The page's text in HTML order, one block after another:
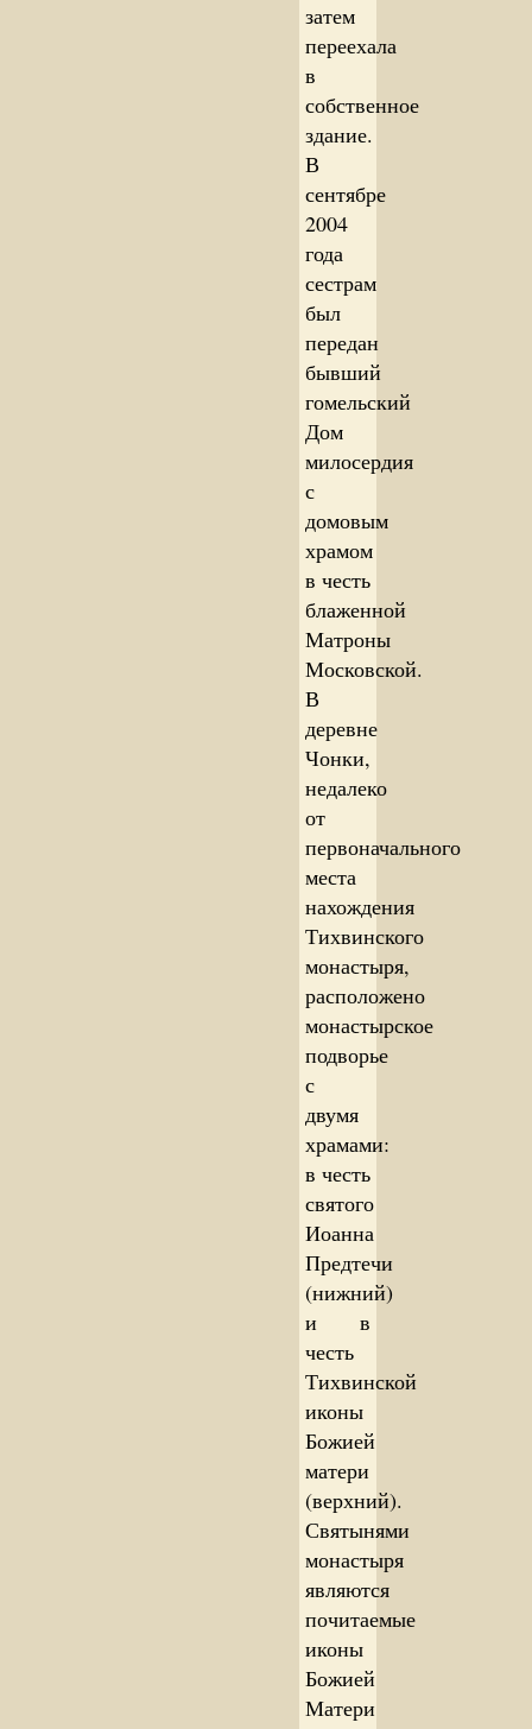
затем
переехала
в
собственное
здание.
В
сентябре
2004
года
сестрам
был
передан
бывший
гомельский
Дом
милосердия
с
домовым
храмом
в честь
блаженной
Матроны
Московской.
В
деревне
Чонки,
недалеко
от
первоначального
места
нахождения
Тихвинского
монастыря,
расположено
монастырское
подворье
с
двумя
храмами:
в честь
святого
Иоанна
Предтечи
(нижний)
и в
честь
Тихвинской
иконы
Божией
матери
(верхний).
Святынями
монастыря
являются
почитаемые
иконы
Божией
Матери